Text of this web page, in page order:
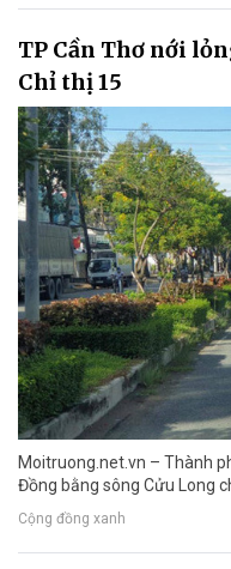
TP Cần Thơ nới
Chỉ thị 15
Moitruong.net.vn – Thành
Đồng bằng sông Cửu Long
Cộng đồng xanh